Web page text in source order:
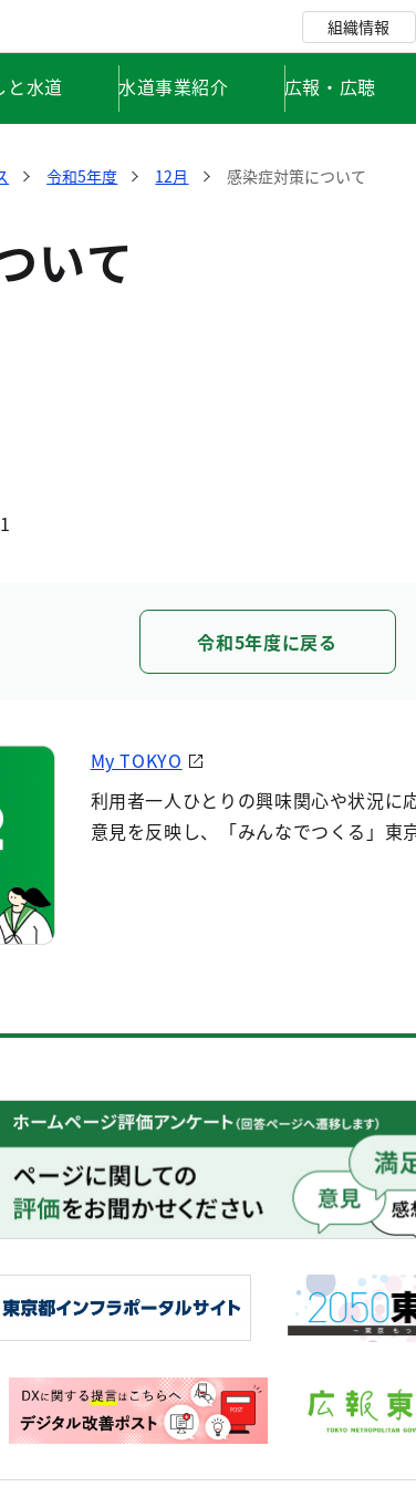
組織情報
と水道 水道事業紹介 広報・広聴
令和5年度 12月 感染症対策について
いて
令和5年度に戻る
My TOKYO
利用者一人ひとりの興味関心や状況に
意見を反映し、「みんなでつくる」東